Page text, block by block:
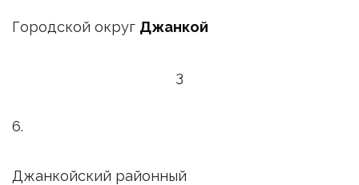
Городской округ Джанкой
3
6.
Джанкойский районный